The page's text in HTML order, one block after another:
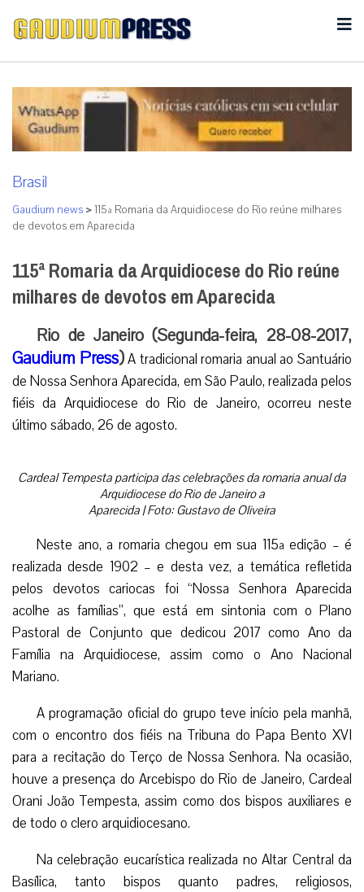
Brasil
Gaudium news >115ª Romaria da Arquidiocese do Rio reúne milhares
de devotos em Aparecida
115ª Romaria da Arquidiocese do Rio reúne
milhares de devotos em Aparecida
Rio de Janeiro (Segunda-feira, 28-08-2017,
Gaudium Press)A tradicional romaria anual ao Santuário
de Nossa Senhora Aparecida, em São Paulo, realizada pelos
fiéis da Arquidiocese do Rio de Janeiro, ocorreu neste
último sábado, 26 de agosto.
Cardeal Tempesta participa das celebrações da romaria anual da
Arquidiocese do Rio de Janeiro a
Aparecida | Foto: Gustavo de Oliveira
Neste ano, a romaria chegou em sua 115ª edição – é
realizada desde 1902 – e desta vez, a temática refletida
pelos devotos cariocas foi “Nossa Senhora Aparecida
acolhe as famílias”, que está em sintonia com o Plano
Pastoral de Conjunto que dedicou 2017 como Ano da
Família na Arquidiocese, assim como o Ano Nacional
Mariano.
A programação oficial do grupo teve início pela manhã,
com o encontro dos fiéis na Tribuna do Papa Bento XVI
para a recitação do Terço de Nossa Senhora. Na ocasião,
houve a presença do Arcebispo do Rio de Janeiro, Cardeal
Orani João Tempesta, assim como dos bispos auxiliares e
de todo o clero arquidiocesano.
Na celebração eucarística realizada no Altar Central da
Basílica, tanto bispos quanto padres, religiosos,